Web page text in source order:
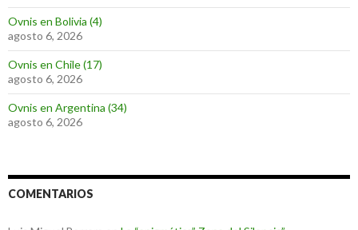
Ovnis en Bolivia (4)
agosto 6, 2026
Ovnis en Chile (17)
agosto 6, 2026
Ovnis en Argentina (34)
agosto 6, 2026
COMENTARIOS